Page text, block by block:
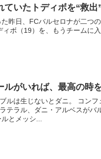
いたトディボを“救出
昨日、FCバルセロナが二つ
ボ（19）を、もうチームに入
がいれば、最高の時
ルは生じないとダニ。 コン
テラル、ダニ・アルベスがバ
とメッシ...